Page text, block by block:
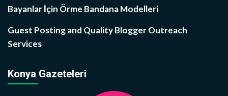
Bayanlar İçin Örme Bandana Modelleri
Guest Posting and Quality Blogger Outreach
Services
Konya Gazeteleri